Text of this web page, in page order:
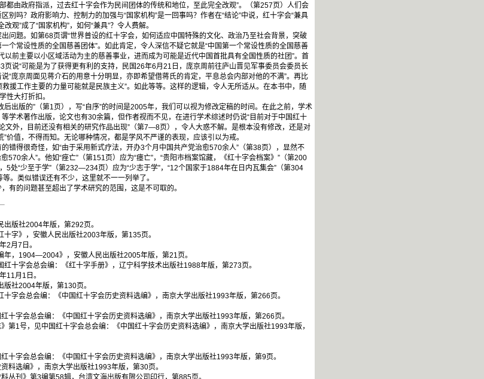
都由政府指派，过去红十字会作为民间团体的传统和地位，至此完全改观”。（第257页）人们会
别吗？政府影响力、控制力的加强与“国家机构”是一回事吗？作者在“结论”中说，红十字会“兼具
观”成了“国家机构”，如何“兼具”？令人费解。
题。如第68页谓“世界普设的红十字会，如何适应中国特殊的文化、政治乃至社会背景，突破
个常设性质的全国慈善团体”。如此肯定，令人深信不疑它就是“中国第一个常设性质的全国慈善
以前主要以小区域活动为主的慈善事业，进而成为可能是近代中国首批具有全国性质的社团”。首
页说“可能是为了获得更有利的支持，民国26年6月21日，庞京周前往庐山晋见军事委员会委员长
“庞京周面见蒋介石的用意十分明显，亦即希望借蒋氏的肯定，平息总会内部对他的不满”。再比
援工作主要的力量可能就是民族主义”。如此等等。这样的逻辑，令人无所适从。在本书中，随
性大打折扣。
版的”（第1页），写“自序”的时间是2005年，我们可以视为修改定稿的时间。在此之前，学术
学术著作出版，论文也有30余篇，但作者视而不见，在进行学术综述时仍说“目前对于中国红十
文外，目前还没有相关的研究作品出现”（第7—8页），令人大惑不解。是根本没有修改，还是对
价值，不得而知。无论哪种情况，都是学风不严谨的表现，应该引以为戒。
得很奇怪，如“由于采用新式疗法，开办3个月中国共产党治愈570余人”（第38页），显然不
570余人”。他如“痤亡”（第151页）应为“瘗亡”，“贵阳市档案馆藏，《红十字会档案》”（第200
5处“少至于学”（第232—234页）应为“少志于学”，“12个国家于1884年在日内瓦集会”（第304
。类似错误还有不少，这里就不一一列举了。
的问题甚至超出了学术研究的范围，这是不可取的。
版社2004年版，第292页。
字》，安徽人民出版社2003年版，第135页。
2月7日。
年，1904—2004》，安徽人民出版社2005年版，第21页。
红十字会总会编：《红十字手册》，辽宁科学技术出版社1988年版，第273页。
11月1日。
社2004年版，第130页。
十字会总会编：《中国红十字会历史资料选编》，南京大学出版社1993年版，第266页。
十字会总会编：《中国红十字会历史资料选编》，南京大学出版社1993年版，第266页。
第1号，见中国红十字会总会编：《中国红十字会历史资料选编》，南京大学出版社1993年版，
十字会总会编：《中国红十字会历史资料选编》，南京大学出版社1993年版，第9页。
料选编》，南京大学出版社1993年版，第30页。
丛刊》第3编第58辑，台湾文海出版有限公司印行，第885页。